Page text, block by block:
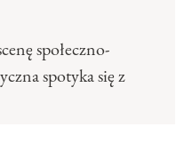
społeczno-
spotyka się z